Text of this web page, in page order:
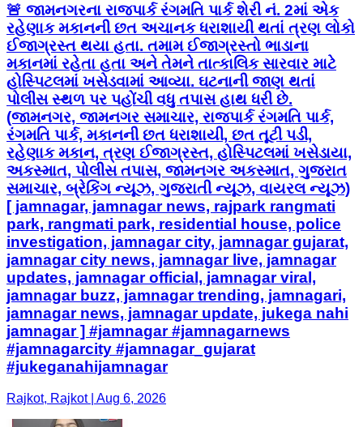
🚨 જામનગરના રાજપાર્ક રંગમતિ પાર્ક શેરી નં. 2માં એક
રહેણાક મકાનની છત અચાનક ધરાશાયી થતાં ત્રણ લોકો
ઈજાગ્રસ્ત થયા હતા. તમામ ઈજાગ્રસ્તો ભાડાના
મકાનમાં રહેતા હતા અને તેમને તાત્કાલિક સારવાર માટે
હોસ્પિટલમાં ખસેડવામાં આવ્યા. ઘટનાની જાણ થતાં
પોલીસ સ્થળ પર પહોંચી વધુ તપાસ હાથ ધરી છે.
(જામનગર, જામનગર સમાચાર, રાજપાર્ક રંગમતિ પાર્ક,
રંગમતિ પાર્ક, મકાનની છત ધરાશાયી, છત તૂટી પડી,
રહેણાક મકાન, ત્રણ ઈજાગ્રસ્ત, હોસ્પિટલમાં ખસેડાયા,
અકસ્માત, પોલીસ તપાસ, જામનગર અકસ્માત, ગુજરાત
સમાચાર, બ્રેકિંગ ન્યૂઝ, ગુજરાતી ન્યૂઝ, વાયરલ ન્યૂઝ)
[ jamnagar, jamnagar news, rajpark rangmati
park, rangmati park, residential house, police
investigation, jamnagar city, jamnagar gujarat,
jamnagar city news, jamnagar live, jamnagar
updates, jamnagar official, jamnagar viral,
jamnagar buzz, jamnagar trending, jamnagari,
jamnagar news, jamnagar update, jukega nahi
jamnagar ] #jamnagar #jamnagarnews
#jamnagarcity #jamnagar_gujarat
#jukeganahijamnagar
Rajkot, Rajkot | Aug 6, 2026